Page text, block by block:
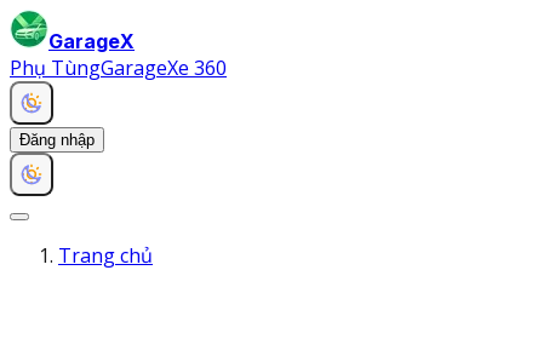
GarageX
Phụ TùngGarageXe 360
Đăng nhập
Trang chủ